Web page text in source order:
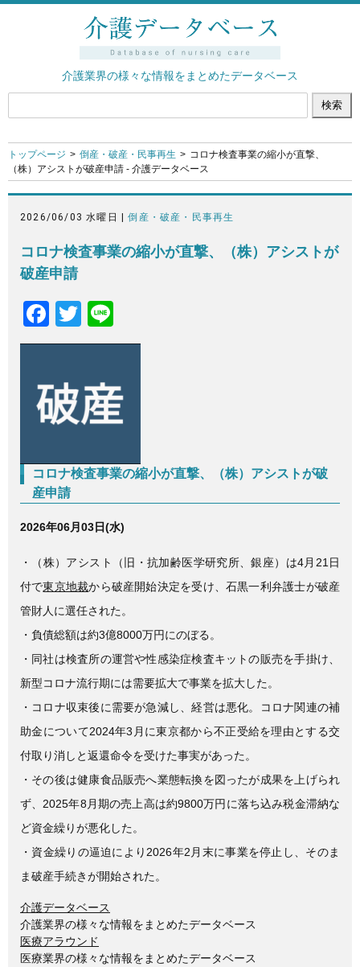
介護業界の様々な情報をまとめたデータベース
トップページ 倒産・破産・民事再生
コロナ検査事業の縮小が直撃、
（株）アシストが破産申請 - 介護データベース
2026/06/03 水曜日 |倒産・破産・民事再生
コロナ検査事業の縮小が直撃、（株）アシストが
破産申請
F
a
e
b
o
k
T
wi
er
n
コロナ検査事業の縮小が直撃、（株）アシストが破
産申請
2026年06月03日(水)
・（株）アシスト（旧・抗加齢医学研究所、銀座）は4月21日
付で東京地裁から破産開始決定を受け、石黒一利弁護士が破産
管財人に選任された。
・負債総額は約3億8000万円にのぼる。
・同社は検査所の運営や性感染症検査キットの販売を手掛け、
新型コロナ流行期には需要拡大で事業を拡大した。
・コロナ収束後に需要が急減し、経営は悪化。コロナ関連の補
助金について2024年3月に東京都から不正受給を理由とする交
付取り消しと返還命令を受けた事実があった。
・その後は健康食品販売へ業態転換を図ったが成果を上げられ
ず、2025年8月期の売上高は約9800万円に落ち込み税金滞納な
ど資金繰りが悪化した。
・資金繰りの逼迫により2026年2月末に事業を停止し、そのま
ま破産手続きが開始された。
介護データベース
介護業界の様々な情報をまとめたデータベース
医療アラウンド
医療業界の様々な情報をまとめたデータベース